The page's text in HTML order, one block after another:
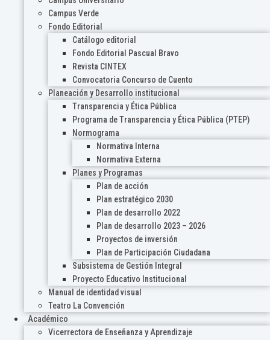
Campus Verde
Fondo Editorial
Catálogo editorial
Fondo Editorial Pascual Bravo
Revista CINTEX
Convocatoria Concurso de Cuento
Planeación y Desarrollo institucional
Transparencia y Ética Pública
Programa de Transparencia y Ética Pública (PTEP)
Normograma
Normativa Interna
Normativa Externa
Planes y Programas
Plan de acción
Plan estratégico 2030
Plan de desarrollo 2022
Plan de desarrollo 2023 – 2026
Proyectos de inversión
Plan de Participación Ciudadana
Subsistema de Gestión Integral
Proyecto Educativo Institucional
Manual de identidad visual
Teatro La Convención
Académico
Vicerrectora de Enseñanza y Aprendizaje